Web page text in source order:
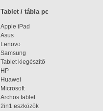
Tablet / tábla pc
Apple iPad
Asus
Lenovo
Samsung
Tablet kiegészítő
HP
Huawei
Microsoft
Archos tablet
2in1 eszközök